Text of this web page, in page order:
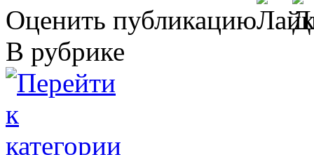
Оценить публикацию
В рубрике